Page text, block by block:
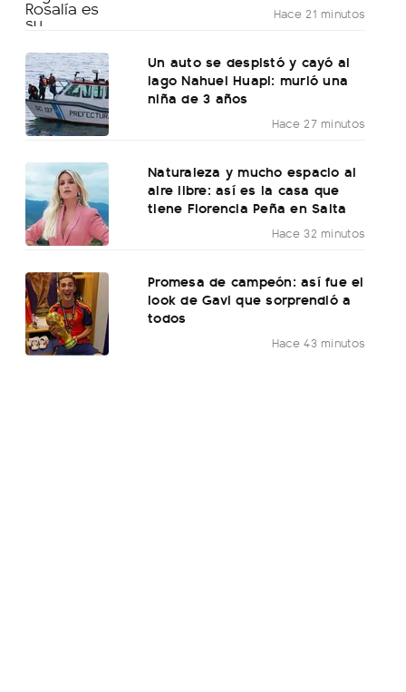
Hace 21 minutos
Un auto se despistó y cayó al
lago Nahuel Huapi: murió una
niña de 3 años
Hace 27 minutos
Naturaleza y mucho espacio al
aire libre: así es la casa que
tiene Florencia Peña en Salta
Hace 32 minutos
Promesa de campeón: así fue el
look de Gavi que sorprendió a
todos
Hace 43 minutos